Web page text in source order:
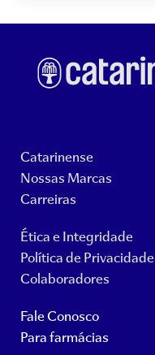
Catarinense
Nossas Marcas
Carreiras
Ética e Integridade
Política de Privacidade
Colaboradores
Fale Conosco
Para farmácias